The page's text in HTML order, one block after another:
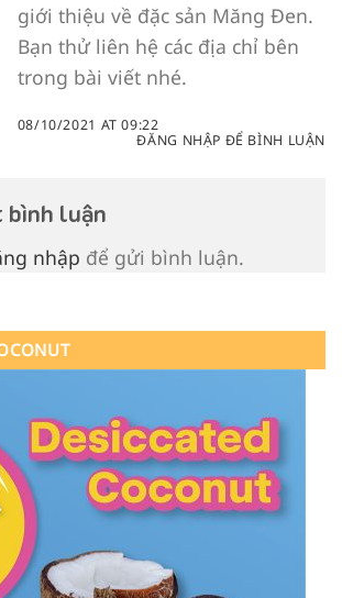
giới thiệu về đặc sản Măng Đen.
Bạn thử liên hệ các địa chỉ bên
trong bài viết nhé.
08/10/2021 AT 09:22
ĐĂNG NHẬP ĐỂ BÌNH LUẬN
luận
nhập để gửi bình luận.